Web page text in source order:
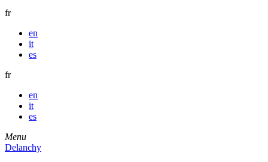
fr
en
it
es
fr
en
it
es
Menu
Delanchy